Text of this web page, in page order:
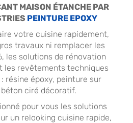
MAISON ÉTANCHE PAR
PEINTURE EPOXY
votre cuisine rapidement,
travaux ni remplacer les
les solutions de rénovation
les revêtements techniques
résine époxy, peinture sur
ciré décoratif.
pour vous les solutions
un relooking cuisine rapide,